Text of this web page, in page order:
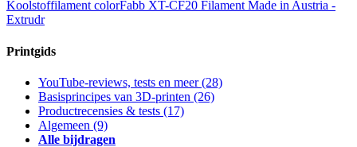
Koolstoffilament colorFabb XT-CF20 Filament Made in Austria -
Extrudr
Printgids
YouTube-reviews, tests en meer(28)
Basisprincipes van 3D-printen (26)
Productrecensies & tests (17)
Algemeen (9)
Alle bijdragen